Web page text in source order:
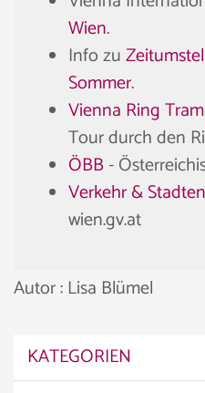
Wien.
Info zu
Sommer.
Vienna Ring Tram
Tour durch den
ÖBB-
Verkehr &
wien.gv.at
Autor : Lisa Blümel
KATEGORIEN